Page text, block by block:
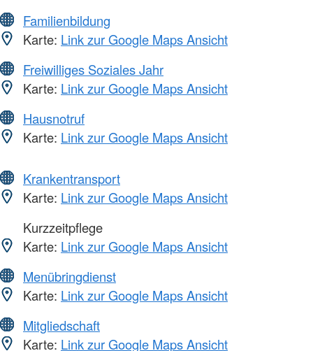
Familienbildung
Karte: Link zur Google Maps Ansicht
Freiwilliges Soziales Jahr
Karte: Link zur Google Maps Ansicht
Hausnotruf
Karte: Link zur Google Maps Ansicht
Krankentransport
Karte: Link zur Google Maps Ansicht
Kurzzeitpflege
Karte: Link zur Google Maps Ansicht
Menübringdienst
Karte: Link zur Google Maps Ansicht
Mitgliedschaft
Karte: Link zur Google Maps Ansicht